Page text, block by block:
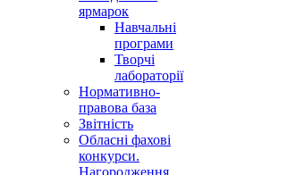
ярмарок
Навчальні
програми
Творчі
лабораторії
Нормативно-
правова база
Звітність
Обласні фахові
конкурси.
Нагородження